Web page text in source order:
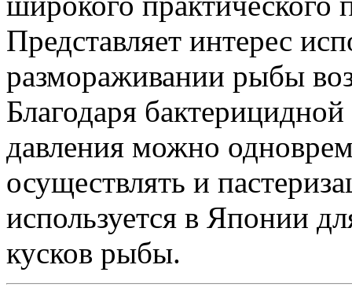
Представляет интерес
размораживании рыбы
Благодаря
давления можно
осуществлять и
используется в Японии
кусков рыбы.